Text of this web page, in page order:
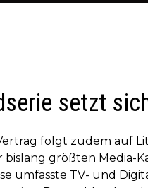
setzt
folgt zudem auf
bislang größten Media-
umfasste TV- und